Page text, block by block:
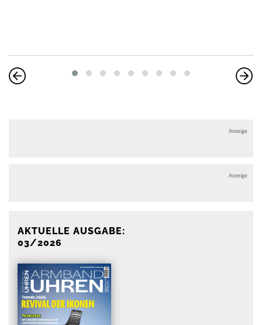
Anzeige
Anzeige
AKTUELLE AUSGABE:
03/2026